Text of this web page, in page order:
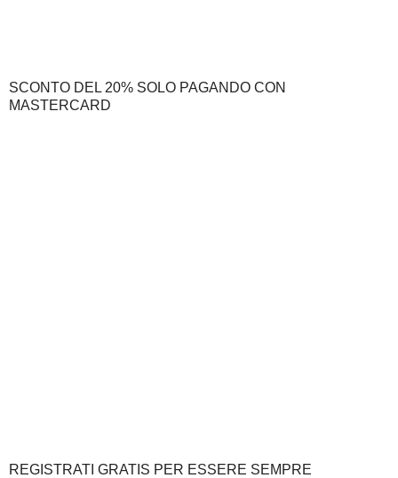
SCONTO DEL 20% SOLO PAGANDO CON
MASTERCARD
REGISTRATI GRATIS PER ESSERE SEMPRE